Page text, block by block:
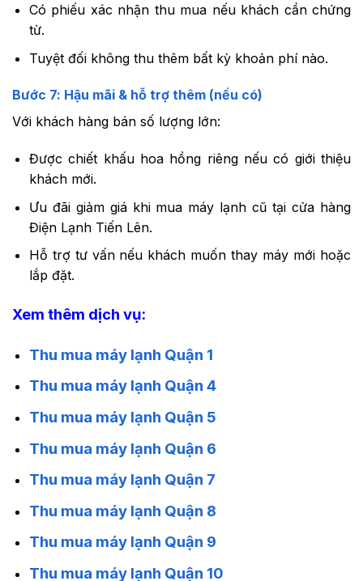
Có phiếu xác nhận thu mua nếu khách cần chứng
từ.
Tuyệt đối không thu thêm bất kỳ khoản phí nào.
Bước 7: Hậu mãi & hỗ trợ thêm (nếu có)
Với khách hàng bán số lượng lớn:
Được chiết khấu hoa hồng riêng nếu có giới thiệu
khách mới.
Ưu đãi giảm giá khi mua máy lạnh cũ tại cửa hàng
Điện Lạnh Tiến Lên.
Hỗ trợ tư vấn nếu khách muốn thay máy mới hoặc
lắp đặt.
Xem thêm dịch vụ:
Thu mua máy lạnh Quận 1
Thu mua máy lạnh Quận 4
Thu mua máy lạnh Quận 5
Thu mua máy lạnh Quận 6
Thu mua máy lạnh Quận 7
Thu mua máy lạnh Quận 8
Thu mua máy lạnh Quận 9
Thu mua máy lạnh Quận 10